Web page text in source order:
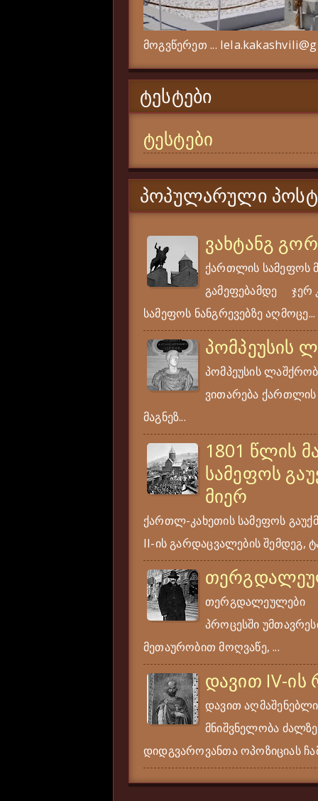
მოგვწერეთ ...
ᲢᲔᲡᲢᲔᲑᲘ
ტესტები
ᲞᲝᲞᲣᲚᲐᲠᲣᲚᲘ
ვახტანგ
ქართლის სამეფოს
გამეფებამდე ჯერ
სამეფოს ნანგრევებზე აღმოცე...
პომპეუსის
პომპეუსის
ვითარება ქართლის
მაგნეზ...
1801 წლის
სამეფოს
მიერ
ქართლ-კახეთის სამეფოს
II-ის გარდაცვალების შემდეგ,
თერგდალეულები
პროცესში
მეთაურობით მოღვაწე, ...
დავით IV-
დავით
მნიშვნელობა
დიდგვაროვანთა ოპოზიციას